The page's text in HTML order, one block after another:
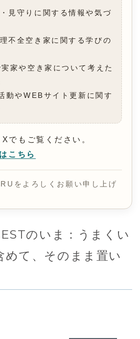
見守りに関する情報や気づ
不全空き家に関する学びの
家や空き家について考えた
動やWEBサイト更新に関す
でもご覧ください。
こちら
をよろしくお願い申し上げ
のいま：うまくい
めて、そのまま置い